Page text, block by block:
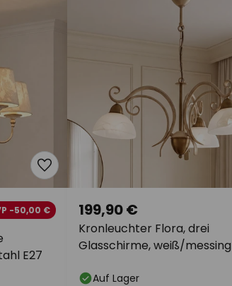
E27
-50,00 €
Kronleuchter Flora, drei
Glasschirme, weiß/messing
199,90 €
Auf Lager